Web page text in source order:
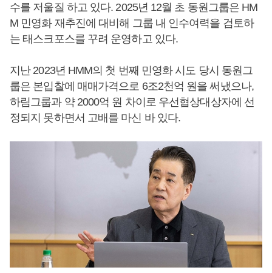
수를 저울질 하고 있다. 2025년 12월 초 동원그룹은 HM
M 민영화 재추진에 대비해 그룹 내 인수여력을 검토하
는 태스크포스를 꾸려 운영하고 있다.
지난 2023년 HMM의 첫 번째 민영화 시도 당시 동원그
룹은 본입찰에 매매가격으로 6조2천억 원을 써냈으나,
하림그룹과 약 2000억 원 차이로 우선협상대상자에 선
정되지 못하면서 고배를 마신 바 있다.